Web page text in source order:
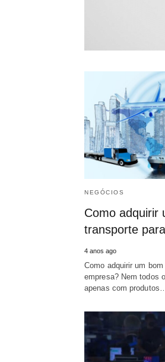
NEGÓCIOS
Como adquirir
transporte
4 anos ago
Como adquirir um
empresa? Nem todos
apenas com produtos…